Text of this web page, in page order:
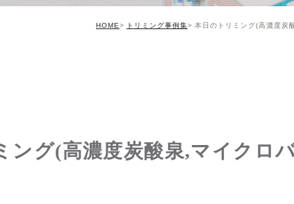
HOME トリミング事例集 本日のトリミング(高濃度炭
ング(高濃度炭酸泉,マイクロ